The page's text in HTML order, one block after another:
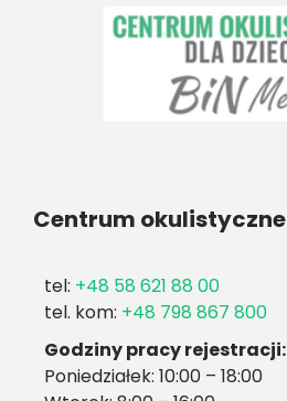
Centrum okulistyczne
tel: +48 58 621 88 00
tel. kom: +48 798 867 800
Godziny pracy rejestracji:
Poniedziałek: 10:00 – 18:00